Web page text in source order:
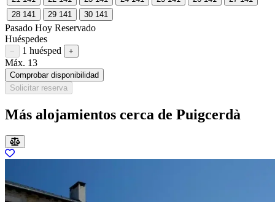
28 141 29 141 30 141
Pasado Hoy Reservado
Huéspedes
Restar huésped
− 1 huésped Sumar huésped
+
Máx. 13
Comprobar disponibilidad
Solicitar reserva
Más alojamientos cerca de Puigcerdà